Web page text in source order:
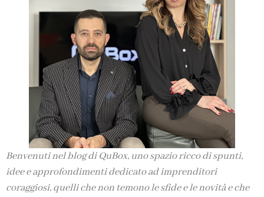
Benvenuti nel blog di QuBox, uno spazio ricco di spunti,
idee e approfondimenti dedicato ad imprenditori
coraggiosi, quelli che non temono le sfide e le novità e che